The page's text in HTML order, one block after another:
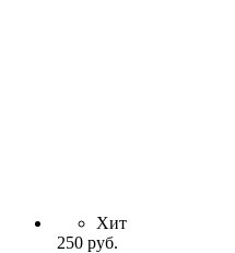
Хит
250 руб.